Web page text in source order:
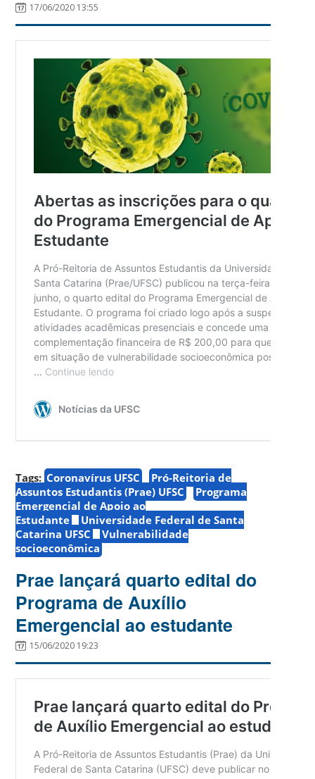
17/06/2020 13:55
Tags: Coronavírus UFSC
Pró-Reitoria de
Assuntos Estudantis (Prae) UFSC
Programa
Emergencial de Apoio ao
Estudante
Universidade Federal de Santa
Catarina UFSC
Vulnerabilidade
socioeconômica
Prae lançará quarto edital do
Programa de Auxílio
Emergencial ao estudante
15/06/2020 19:23